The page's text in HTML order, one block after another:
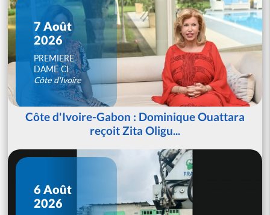
7 Août
2026
PREMIERE
DAME CI
Côte d'Ivoire
Côte d'Ivoire-Gabon : Dominique Ouattara
reçoit Zita Oligu...
6 Août
2026